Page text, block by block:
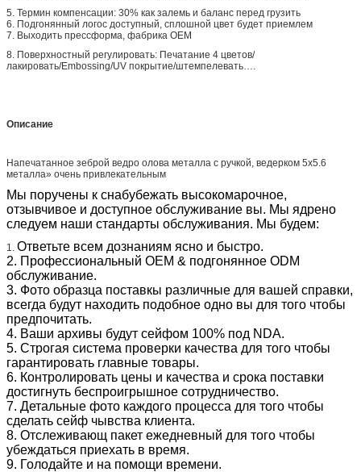
5. Термин компенсации: 30% как залемь и баланс перед грузить
6. Подгонянный логос доступный, сплошной цвет будет приемлем
7. Выходить прессформа, фабрика OEM
8. Поверхностный регулировать: Печатание 4 цветов/
лакировать/Embossing/UV покрытие/штемпелевать….
Описание
Напечатанное зеброй ведро олова металла с ручкой, ведерком 5x5.6
металла» очень привлекательным
Мы поручены к снабубежать высокомарочное,
отзывчивое и доступное обслуживание вы. Мы ядрено
следуем наши стандарты обслуживания. Мы будем:
1. Ответьте всем дознаниям ясно и быстро.
2. Профессиональный OEM & подгонянное ODM
обслуживание.
3. Фото образца поставкы различные для вашей справки,
всегда будут находить подобное одно вы для того чтобы
предпочитать.
4. Ваши архивы будут сейфом 100% под NDA.
5. Строгая система проверки качества для того чтобы
гарантировать главные товары.
6. Контролировать цены и качества и срока поставки
достигнуть беспроигрышное сотрудничество.
7. Детальные фото каждого процесса для того чтобы
сделать сейф чывства клиента.
8. Отслеживающ пакет ежедневный для того чтобы
убеждаться приехать в время.
9. Голодайте и на помощи времени.